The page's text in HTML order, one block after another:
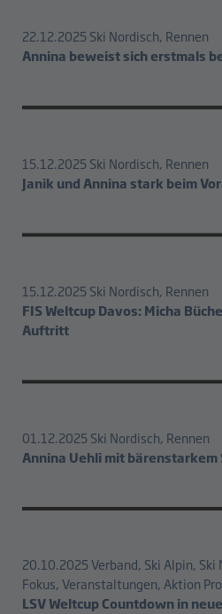
22.12.2025 Ski Nordisch, Rennen
Annina beweist sich erstmals
15.12.2025 Ski Nordisch, Rennen
Janik und Annina stark beim
15.12.2025 Ski Nordisch, Rennen
FIS Weltcup Davos: Micha
Auftritt
01.12.2025 Ski Nordisch, Rennen
Annina Uehli mit
20.10.2025Verband, Ski Alpin,
Fokus, Veranstaltungen, Aktion
LSV Weltcup Countdown in